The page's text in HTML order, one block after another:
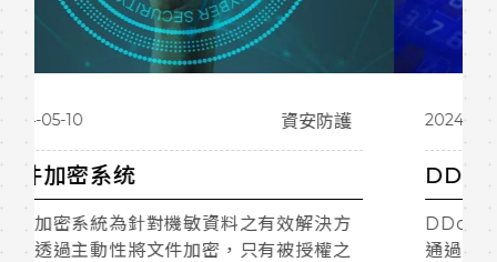
2024-05-10 資安防護
DDoS 防禦服務
DDoS 防禦服務實施即時的攻擊防禦機制，
通過清洗惡意流量，確保正常用戶能夠順利